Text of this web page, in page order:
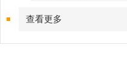
查看更多